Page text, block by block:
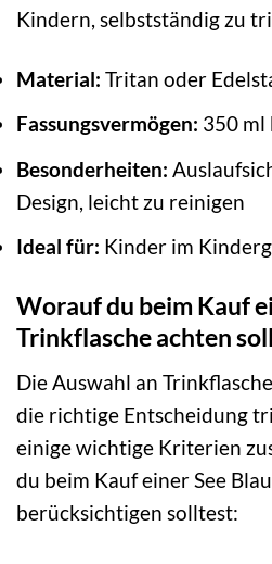
Kindern, selbstständig zu
Material: Tritan oder
Fassungsvermögen: 350 ml
Besonderheiten:
Design, leicht zu reinigen
Ideal für: Kinder im
Worauf du beim Kauf
Trinkflasche achten
Die Auswahl an
die richtige Entscheidung
einige wichtige Kriterien
du beim Kauf einer See
berücksichtigen solltest: